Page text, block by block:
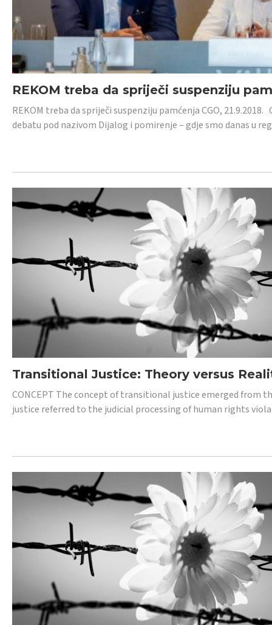
REKOM treba da spriječi suspenziju
REKOM treba da spriječi suspenziju pamćenja CGO,
debatu pod nazivom Dijalog i pomirenje – gdje smo danas u
Transitional Justice: Theory versus
CONCEPT The concept of transitional justice emerged
justice referred to the judicial processing of human rights